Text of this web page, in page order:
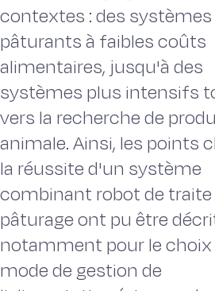
contextes : des
pâturants à faibles coûts
alimentaires, jusqu'à des
systèmes plus intensifs
vers la recherche de
animale. Ainsi, les points
la réussite d'un système
combinant robot de
pâturage ont pu être
notamment pour le
mode de gestion de